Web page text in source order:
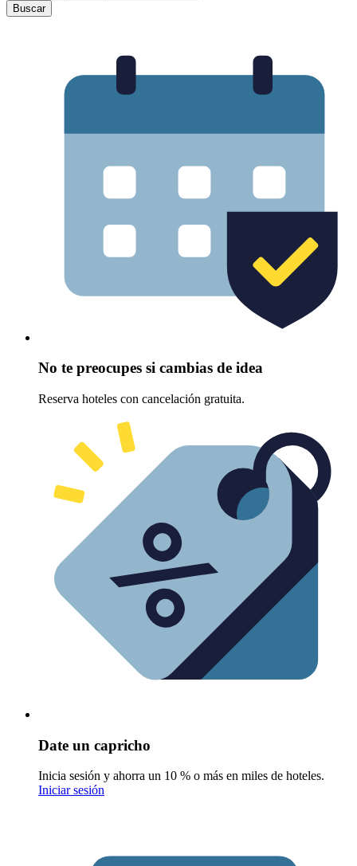
Buscar
No te preocupes si cambias de idea
Reserva hoteles con cancelación gratuita.
Date un capricho
Inicia sesión y ahorra un 10 % o más en miles de hoteles.
Iniciar sesión